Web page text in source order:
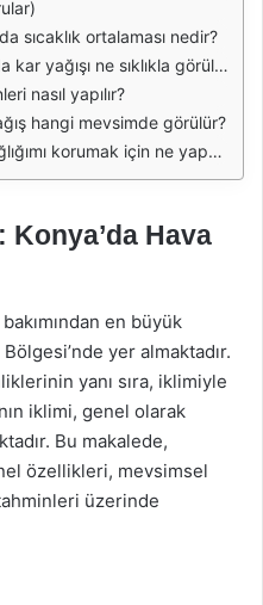
sıcaklık ortalaması nedir?
yağışı ne sıklıkla görülür?
nasıl yapılır?
hangi mevsimde görülür?
korumak için ne yapmalıyım?
Hava
en büyük
yer almaktadır.
yanı sıra, iklimiyle
iklimi, genel olarak
Bu makalede,
özellikleri, mevsimsel
üzerinde